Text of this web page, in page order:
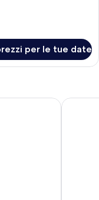
per le tue date